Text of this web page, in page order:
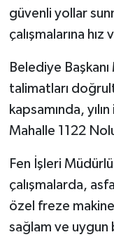
güvenli yollar
çalışmalarına hız
Belediye
talimatları
kapsamında,
Mahalle 1122
Fen İşleri
çalışmalarda,
özel freze
sağlam ve